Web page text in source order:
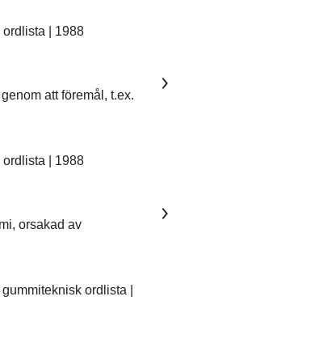
| 1988
att föremål, t.ex.
| 1988
orsakad av
ordlista |